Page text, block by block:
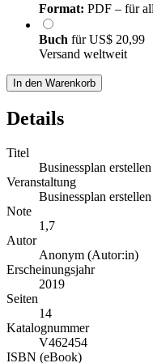
Format: PDF – für
Buch fürUS$ 20,99
Versand weltweit
In den Warenkorb
Details
Titel
Businessplan
Veranstaltung
Businessplan erstellen
Note
1,7
Autor
Anonym (Autor:in)
Erscheinungsjahr
2019
Seiten
14
Katalognummer
V462454
ISBN (eBook)